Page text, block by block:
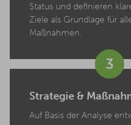
Status und definieren
Ziele als Grundlage für
Maßnahmen.
3
Strategie &
Auf Basis der Analyse